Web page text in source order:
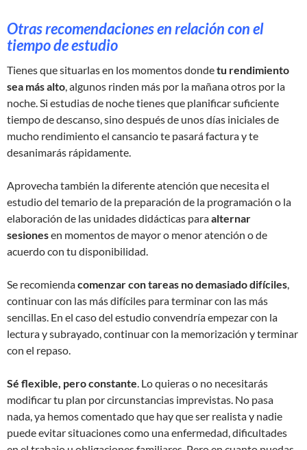
Otras recomendaciones en relación con el
tiempo de estudio
Tienes que situarlas en los momentos dondetu rendimiento
sea más alto, algunos rinden más por la mañana otros por la
noche. Si estudias de noche tienes que planificar suficiente
tiempo de descanso, sino después de unos días iniciales de
mucho rendimiento el cansancio te pasará factura y te
desanimarás rápidamente.
Aprovecha también la diferente atención que necesita el
estudio del temario de la preparación de la programación o la
elaboración de las unidades didácticas paraalternar
sesionesen momentos de mayor o menor atención o de
acuerdo con tu disponibilidad.
Se recomiendacomenzar con tareas no demasiado difíciles,
continuar con las más difíciles para terminar con las más
sencillas. En el caso del estudio convendría empezar con la
lectura y subrayado, continuar con la memorización y terminar
con el repaso.
Sé flexible, pero constante. Lo quieras o no necesitarás
modificar tu plan por circunstancias imprevistas. No pasa
nada, ya hemos comentado que hay que ser realista y nadie
puede evitar situaciones como una enfermedad, dificultades